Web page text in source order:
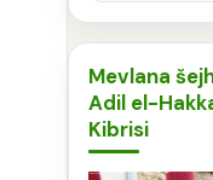
Mevlana
Adil el-
Kibrisi